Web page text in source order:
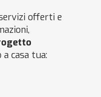
offerti e
casa tua: